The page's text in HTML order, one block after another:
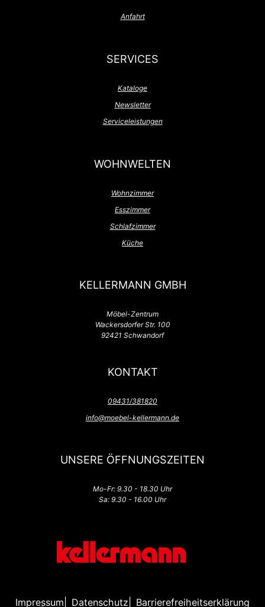
Anfahrt
SERVICES
Kataloge
Newsletter
Serviceleistungen
WOHNWELTEN
Wohnzimmer
Esszimmer
Schlafzimmer
Küche
KELLERMANN GMBH
Möbel-Zentrum
Wackersdorfer Str. 100
92421 Schwandorf
KONTAKT
09431/381820
info@moebel-kellermann.de
UNSERE ÖFFNUNGSZEITEN
Mo-Fr: 9.30 - 18.30 Uhr
Sa: 9.30 - 16.00 Uhr
Impressum Datenschutz
Barrierefreiheitserklärung